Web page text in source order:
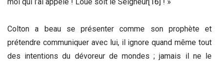
moi qui l’ai appelé ! Loué soit le Seigneur [16] ! »
Colton a beau se présenter comme son prophète et
prétendre communiquer avec lui, il ignore quand même tout
des intentions du dévoreur de mondes ; jamais il ne le